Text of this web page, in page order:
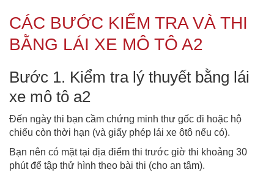
CÁC BƯỚC KIỂM TRA VÀ THI
BẰNG LÁI XE MÔ TÔ A2
Bước 1. Kiểm tra lý thuyết bằng lái
xe mô tô a2
Đến ngày thi bạn cầm chứng minh thư gốc đi hoặc hộ
chiếu còn thời hạn (và giấy phép lái xe ôtô nếu có).
Bạn nên có mặt tại địa điểm thi trước giờ thi khoảng 30
phút để tập thử hình theo bài thi (cho an tâm).